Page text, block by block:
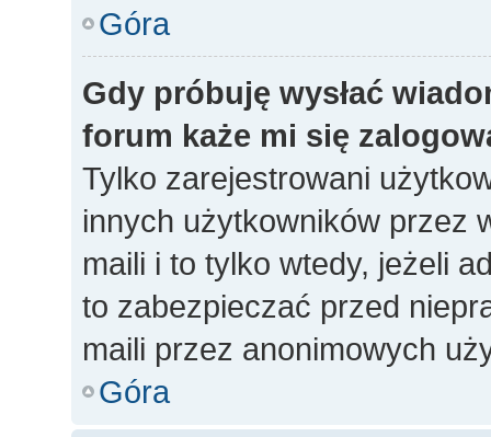
Góra
Gdy próbuję wysłać
forum każe mi się
Tylko zarejestrowani
innych użytkowników przez
maili i to tylko wtedy, jeżeli
to zabezpieczać przed
maili przez anonimowych
Góra